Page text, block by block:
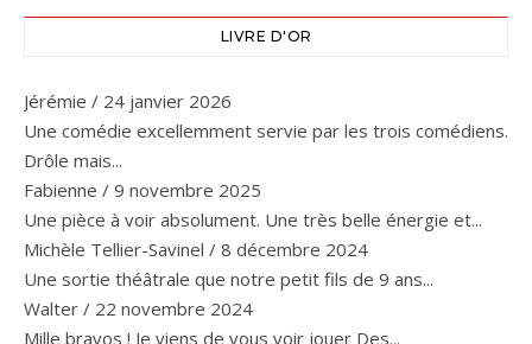
LIVRE D'OR
Jérémie / 24 janvier 2026
Une comédie excellemment servie par les trois comédiens.
Drôle mais...
Fabienne / 9 novembre 2025
Une pièce à voir absolument. Une très belle énergie et...
Michèle Tellier-Savinel / 8 décembre 2024
Une sortie théâtrale que notre petit fils de 9 ans...
Walter / 22 novembre 2024
Mille bravos ! Je viens de vous voir jouer Des...